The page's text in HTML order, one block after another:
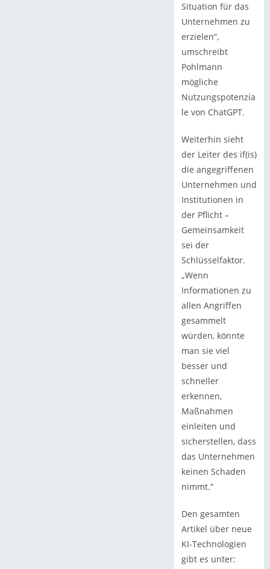
Situation für das
Unternehmen zu
erzielen“,
umschreibt
Pohlmann
mögliche
Nutzungspotenzia
le von ChatGPT.
Weiterhin sieht
der Leiter des if(is)
die angegriffenen
Unternehmen und
Institutionen in
der Pflicht –
Gemeinsamkeit
sei der
Schlüsselfaktor.
„Wenn
Informationen zu
allen Angriffen
gesammelt
würden, könnte
man sie viel
besser und
schneller
erkennen,
Maßnahmen
einleiten und
sicherstellen, dass
das Unternehmen
keinen Schaden
nimmt.“
Den gesamten
Artikel über neue
KI-Technologien
gibt es unter: